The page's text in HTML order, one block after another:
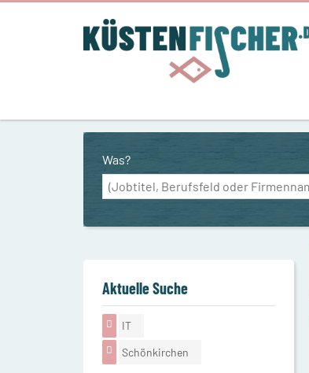
Was?
Aktuelle Suche
IT
Schönkirchen